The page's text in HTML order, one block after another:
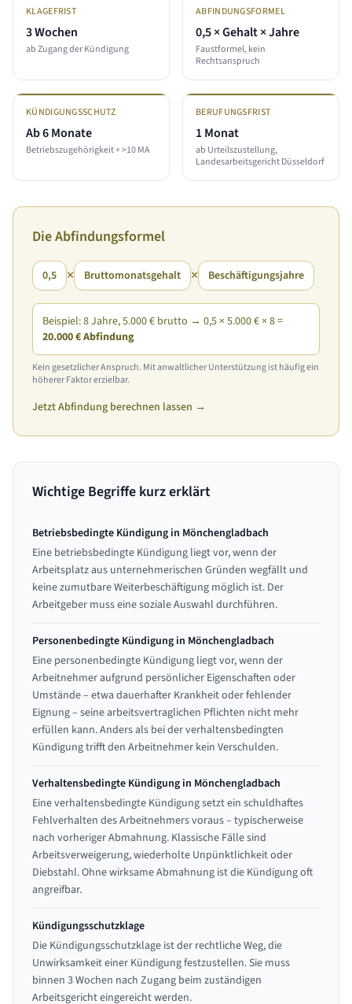
KLAGEFRIST
3 Wochen
ab Zugang der Kündigung
ABFINDUNGSFORMEL
0,5 × Gehalt × Jahre
Faustformel, kein
Rechtsanspruch
KÜNDIGUNGSSCHUTZ
Ab 6 Monate
Betriebszugehörigkeit + >10 MA
BERUFUNGSFRIST
1 Monat
ab Urteilszustellung,
Landesarbeitsgericht Düsseldorf
Die Abfindungsformel
0,5 × Bruttomonatsgehalt × Beschäftigungsjahre
Beispiel: 8 Jahre, 5.000 € brutto → 0,5 × 5.000 € × 8 =
20.000 € Abfindung
Kein gesetzlicher Anspruch. Mit anwaltlicher Unterstützung ist häufig ein
höherer Faktor erzielbar.
Jetzt Abfindung berechnen lassen →
Wichtige Begriffe kurz erklärt
Betriebsbedingte Kündigung in Mönchengladbach
Eine betriebsbedingte Kündigung liegt vor, wenn der
Arbeitsplatz aus unternehmerischen Gründen wegfällt und
keine zumutbare Weiterbeschäftigung möglich ist. Der
Arbeitgeber muss eine soziale Auswahl durchführen.
Personenbedingte Kündigung in Mönchengladbach
Eine personenbedingte Kündigung liegt vor, wenn der
Arbeitnehmer aufgrund persönlicher Eigenschaften oder
Umstände – etwa dauerhafter Krankheit oder fehlender
Eignung – seine arbeitsvertraglichen Pflichten nicht mehr
erfüllen kann. Anders als bei der verhaltensbedingten
Kündigung trifft den Arbeitnehmer kein Verschulden.
Verhaltensbedingte Kündigung in Mönchengladbach
Eine verhaltensbedingte Kündigung setzt ein schuldhaftes
Fehlverhalten des Arbeitnehmers voraus – typischerweise
nach vorheriger Abmahnung. Klassische Fälle sind
Arbeitsverweigerung, wiederholte Unpünktlichkeit oder
Diebstahl. Ohne wirksame Abmahnung ist die Kündigung oft
angreifbar.
Kündigungsschutzklage
Die Kündigungsschutzklage ist der rechtliche Weg, die
Unwirksamkeit einer Kündigung festzustellen. Sie muss
binnen 3 Wochen nach Zugang beim zuständigen
Arbeitsgericht eingereicht werden.